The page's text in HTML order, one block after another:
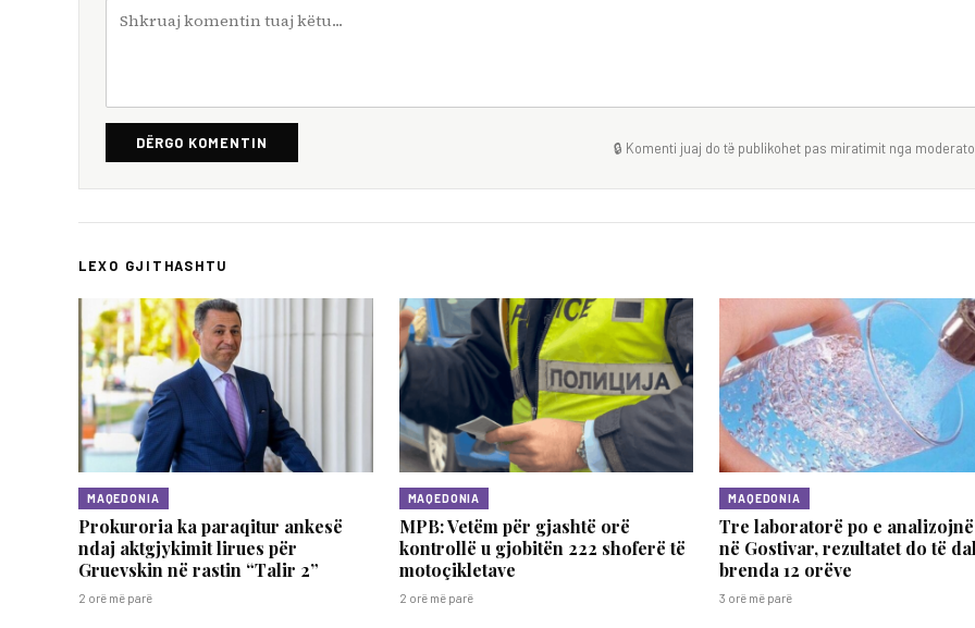
DËRGO KOMENTIN 🔒 Komenti juaj do të publikohet pas miratimit nga
LEXO GJITHASHTU
MAQEDONIA
Prokuroria ka paraqitur ankesë
ndaj aktgjykimit lirues për
Gruevskin në rastin “Talir 2”
2 orë më parë
MAQEDONIA
MPB: Vetëm për gjashtë orë
kontrollë u gjobitën 222 shoferë të
motoçikletave
2 orë më parë
MAQEDONIA
Tre laboratorë po e
në Gostivar, rezultatet do të
brenda 12 orëve
3 orë më parë